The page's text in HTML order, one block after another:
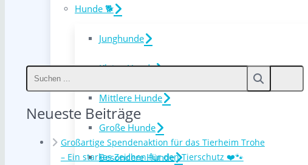
Hunde 🐕
Junghunde
Kleine Hunde
Mittlere Hunde
Große Hunde
Besondere Hunde
Neueste Beiträge
Großartige Spendenaktion für das Tierheim Trohe
– Ein starkes Zeichen für den Tierschutz ❤️🐾